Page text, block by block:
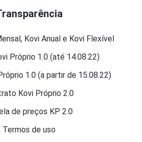
Kovi Anual e Kovi Flexível
Próprio 1.0 (até 14.08.22)
1.0 (a partir de 15.08.22)
Kovi Próprio 2.0
de preços KP 2.0
Termos de uso